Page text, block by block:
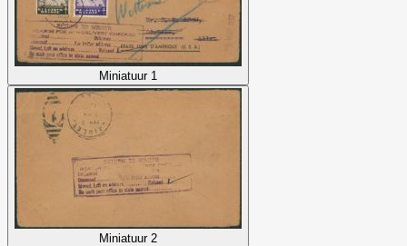
Miniatuur 1
Miniatuur 2